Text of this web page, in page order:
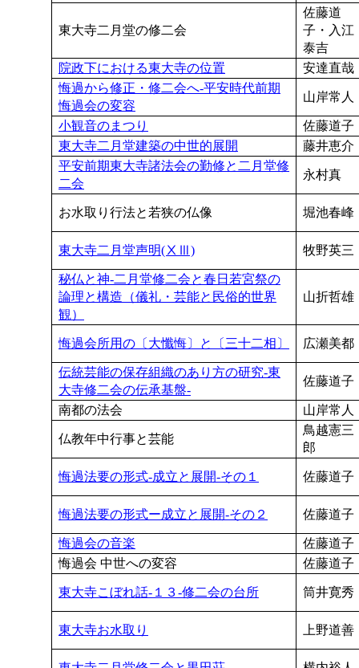
東大寺二月堂の修二会
佐藤道
子・入江
泰吉
院政下における東大寺の位置
安達直哉
悔過から修正・修二会へ-平安時代前期
悔過会の変容
山岸常人
小観音のまつり
佐藤道子
東大寺二月堂建築の中世的展開
藤井恵介
平安前期東大寺諸法会の勤修と二月堂修
二会
永村真
お水取り行法と若狭の仏像 堀池春峰
東大寺二月堂声明(ⅩⅢ) 牧野英三
秘仏と神-二月堂修二会と春日若宮祭の
論理と構造（儀礼・芸能と民俗的世界
観）
山折哲雄
悔過会所用の〔大懺悔〕と〔三十二相〕 広瀬美都
伝統芸能の保存組織のあり方の研究-東
大寺修二会の伝承基盤-
佐藤道子
南都の法会 山岸常人
仏教年中行事と芸能
鳥越憲三
郎
悔過法要の形式-成立と展開-その１ 佐藤道子
悔過法要の形式ー成立と展開-その２ 佐藤道子
悔過会の音楽
佐藤道子
悔過会 中世への変容
佐藤道子
東大寺こぼれ話-１３-修二会の台所 筒井寛秀
東大寺お水取り 上野道善